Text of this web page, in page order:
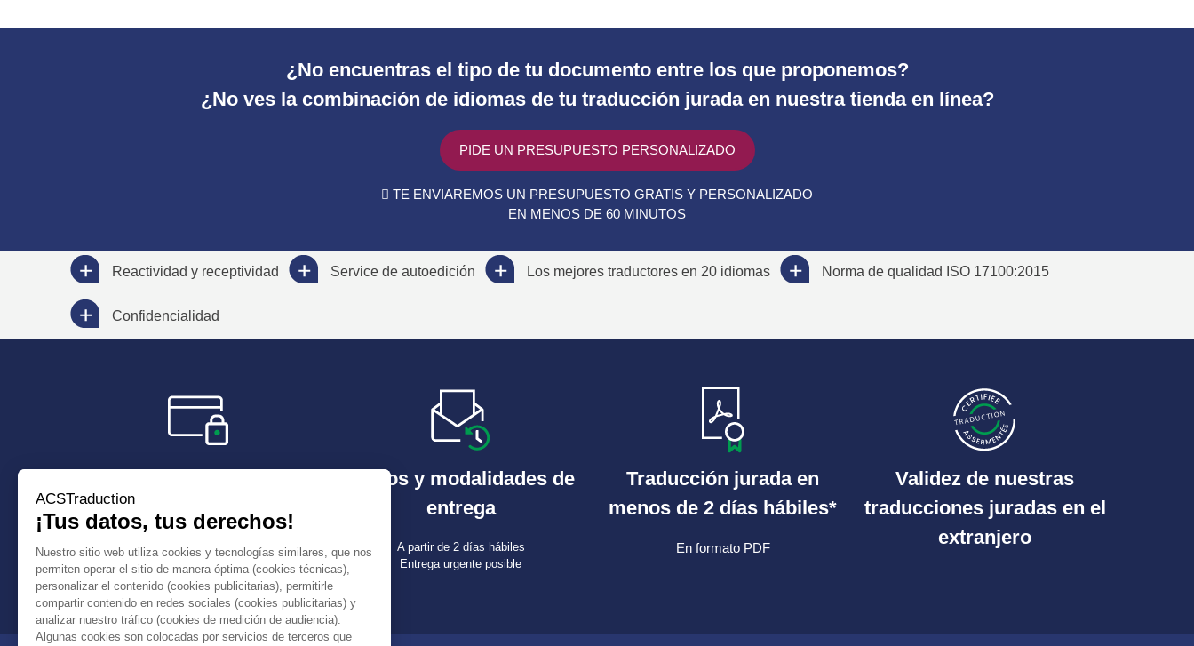
¿No encuentras el tipo de tu documento entre los que proponemos?
¿No ves la combinación de idiomas de tu traducción jurada en nuestra tienda en línea?
PIDE UN PRESUPUESTO PERSONALIZADO
TE ENVIAREMOS UN PRESUPUESTO GRATIS Y PERSONALIZADO
EN MENOS DE 60 MINUTOS
Reactividad y receptividad Service de autoedición Los mejores traductores en 20 idiomas Norma de qualidad ISO 17100:2015
Confidencialidad
Plazos y modalidades de
entrega
A partir de 2 días hábiles
Entrega urgente posible
Traducción jurada en
menos de 2 días hábiles*
En formato PDF
Validez de nuestras
traducciones juradas en el
extranjero